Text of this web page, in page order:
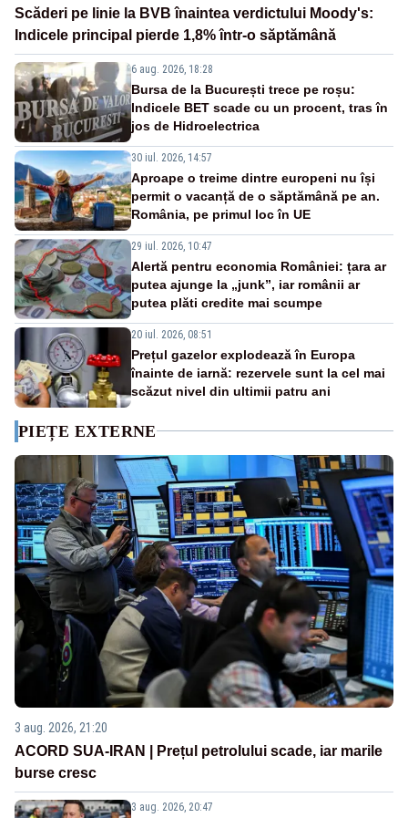
Scăderi pe linie la BVB înaintea verdictului Moody's:
Indicele principal pierde 1,8% într-o săptămână
6 aug. 2026, 18:28
Bursa de la București trece pe roșu:
Indicele BET scade cu un procent, tras în
jos de Hidroelectrica
30 iul. 2026, 14:57
Aproape o treime dintre europeni nu își
permit o vacanță de o săptămână pe an.
România, pe primul loc în UE
29 iul. 2026, 10:47
Alertă pentru economia României: țara ar
putea ajunge la „junk”, iar românii ar
putea plăti credite mai scumpe
20 iul. 2026, 08:51
Prețul gazelor explodează în Europa
înainte de iarnă: rezervele sunt la cel mai
scăzut nivel din ultimii patru ani
PIEȚE EXTERNE
3 aug. 2026, 21:20
ACORD SUA-IRAN | Prețul petrolului scade, iar marile
burse cresc
3 aug. 2026, 20:47